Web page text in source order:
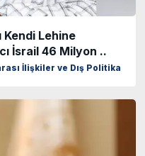
Kendi Lehine
İsrail 46 Milyon ..
İlişkiler ve Dış Politika